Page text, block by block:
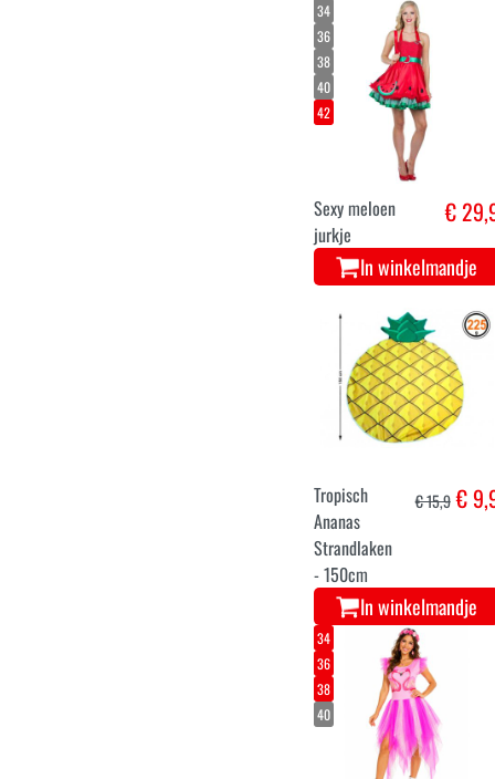
34
36
38
40
42
Sexy meloen
jurkje
€
In winkelmandje
Tropisch
Ananas
Strandlaken
- 150cm
€ 15,9€
In winkelmandje
34
36
38
40